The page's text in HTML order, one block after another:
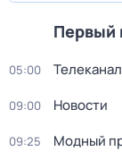
Первый
05:00
09:00 Новости
09:25 Модный